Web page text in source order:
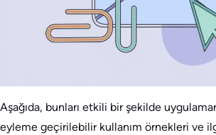
Aşağıda, bunları etkili bir şekilde
eyleme geçirilebilir kullanım örnekleri ve